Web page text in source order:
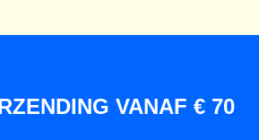
VANAF € 70